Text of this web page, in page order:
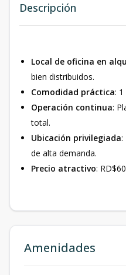
Descripción
Local de oficina en
bien distribuidos.
Comodidad práctica:
Operación continua:
total.
Ubicación privilegiada:
de alta demanda.
Precio atractivo:
Amenidades